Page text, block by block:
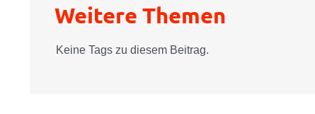
Weitere Themen
Keine Tags zu diesem Beitrag.